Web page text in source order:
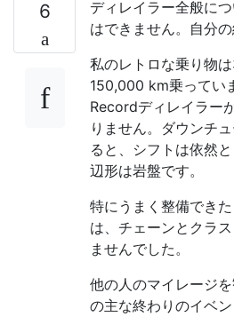
6
ディレイラー全般に
はできません。自分の
私のレトロな乗り物
150,000 km乗ってい
Recordディレイラー
りません。ダウンチ
ると、シフトは依然
辺形は岩盤です。
特にうまく整備でき
は、チェーンとクラ
ませんでした。
他の人のマイレージ
の主な終わりのイベ